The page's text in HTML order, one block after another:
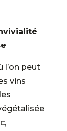
l’on peut
vins